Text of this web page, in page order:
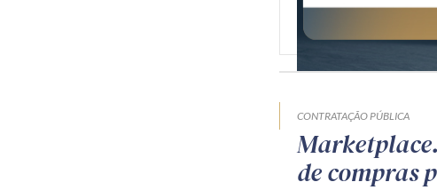
CONTRATAÇÃO PÚBLICA
de compras